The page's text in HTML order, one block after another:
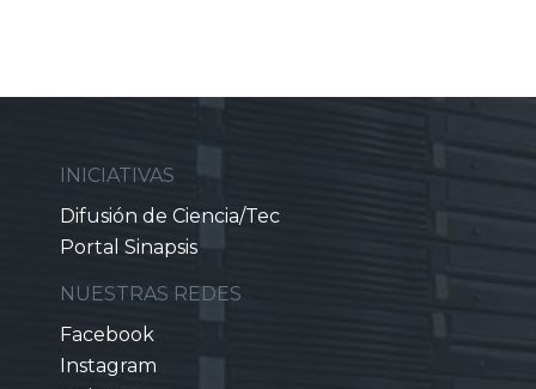
INICIATIVAS
Difusión de Ciencia/Tec
Portal Sinapsis
NUESTRAS REDES
Facebook
Instagram